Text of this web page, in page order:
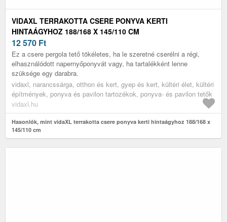
VIDAXL TERRAKOTTA CSERE PONYVA KERTI
HINTAÁGYHOZ 188/168 X 145/110 CM
12 570 Ft
Ez a csere pergola tető tökéletes, ha le szeretné cserélni a régi,
elhasználódott napernyőponyvát vagy, ha tartalékként lenne
szüksége egy darabra.
vidaxl, narancssárga, otthon és kert, gyep és kert, kültéri élet, kültéri
építmények, ponyva és pavilon tartozékok, ponyva- és pavilon tetők
vidaxl.hu
Hasonlók, mint vidaXL terrakotta csere ponyva kerti hintaágyhoz 188/168 x
145/110 cm